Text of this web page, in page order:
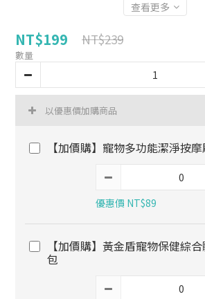
查看更多
NT$199 NT$239
數量
以優惠價加購商品
【加價購】寵物多功能潔淨按摩
優惠價 NT$89
【加價購】黃金盾寵物保健綜
包